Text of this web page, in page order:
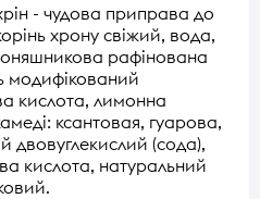
- чудова приправа до
хрону свіжий, вода,
рафінована
модифікований
кислота, лимонна
ксантовая, гуарова,
двовуглекислий (сода),
кислота, натуральний